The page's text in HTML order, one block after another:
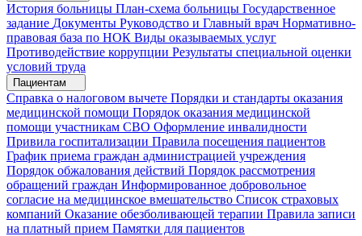
История больницы План-схема больницы Государственное
задание Документы Руководство и Главный врач Нормативно-
правовая база по НОК Виды оказываемых услуг
Противодействие коррупции Результаты специальной оценки
условий труда
Пациентам
Справка о налоговом вычете Порядки и стандарты оказания
медицинской помощи Порядок оказания медицинской
помощи участникам СВО Оформление инвалидности
Привила госпитализации Правила посещения пациентов
График приема граждан администрацией учреждения
Порядок обжалования действий Порядок рассмотрения
обращений граждан Информированное добровольное
согласие на медицинское вмешательство Список страховых
компаний Оказание обезболивающей терапии Правила записи
на платный прием Памятки для пациентов